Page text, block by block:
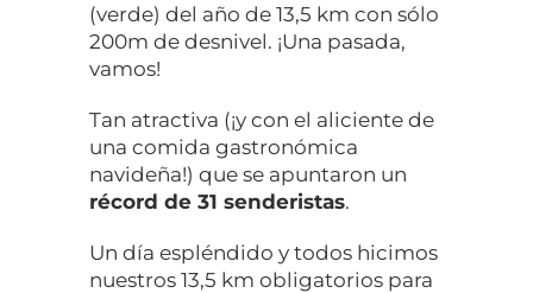
(verde) del año de 13,5 km con sólo
200m de desnivel. ¡Una pasada,
vamos!
Tan atractiva (¡y con el aliciente de
una comida gastronómica
navideña!) que se apuntaron un
récord de 31 senderistas.
Un día espléndido y todos hicimos
nuestros 13,5 km obligatorios para